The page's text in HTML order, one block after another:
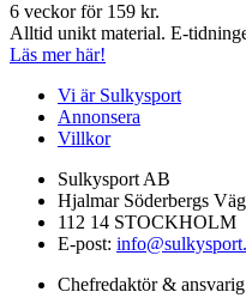
6 veckor för 159 kr.
Alltid unikt material. E-
Läs mer här!
Vi är Sulkysport
Annonsera
Villkor
Sulkysport AB
Hjalmar Söderbergs
112 14 STOCKHOLM
E-post:
Chefredaktör &